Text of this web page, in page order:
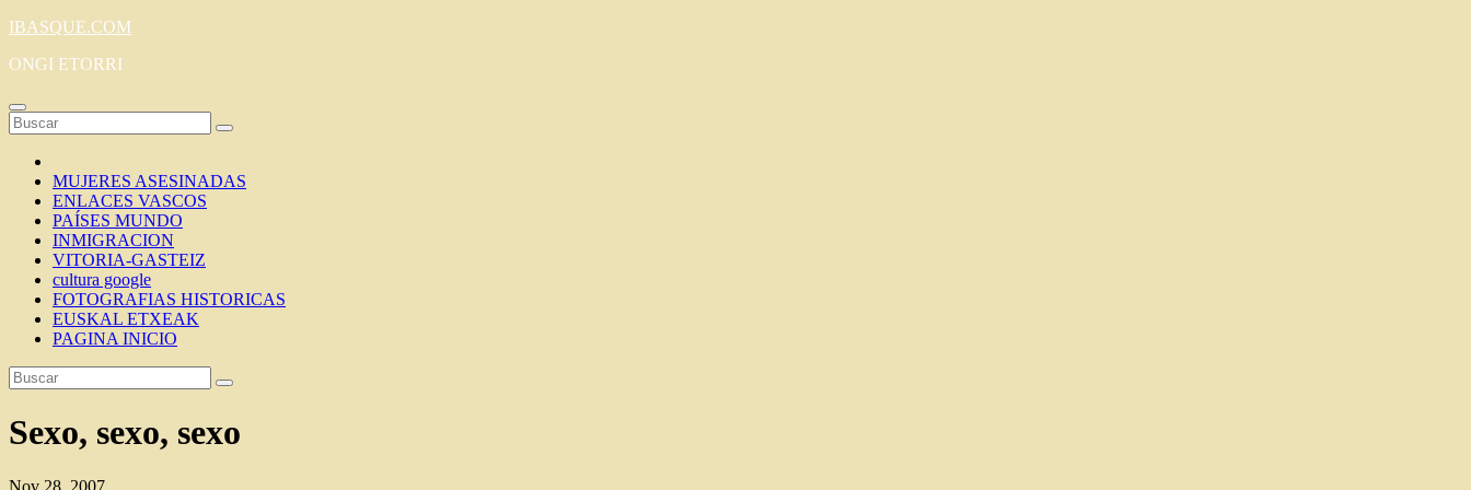
Saltar
contenido
IBASQUE.COM
ONGI ETORRI
MUJERES ASESINADAS
ENLACES VASCOS
PAÍSES MUNDO
INMIGRACION
VITORIA-GASTEIZ
cultura google
FOTOGRAFIAS HISTORICAS
EUSKAL ETXEAK
PAGINA INICIO
Sexo, sexo, sexo
Nov 28, 2007